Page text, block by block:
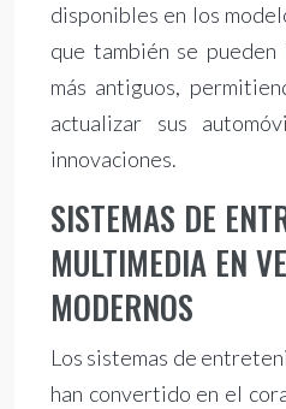
disponibles en los
que también se
más antiguos,
actualizar sus
innovaciones.
SISTEMAS DE
MULTIMEDIA EN
MODERNOS
Los sistemas de
han convertido en el